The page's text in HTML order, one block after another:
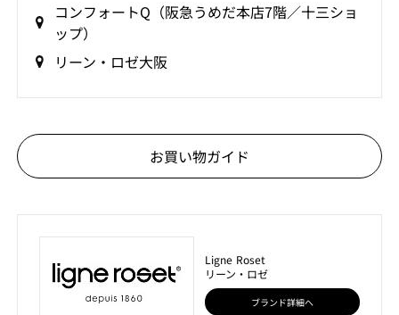
コンフォートQ（阪急うめだ本店7階／十三ショ
ップ）
リーン・ロゼ大阪
お買い物ガイド
Ligne Roset
リーン・ロゼ
ブランド詳細へ